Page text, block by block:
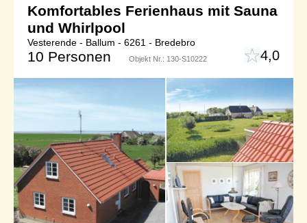
Komfortables Ferienhaus mit Sauna
und Whirlpool
Vesterende - Ballum - 6261 - Bredebro
10 Personen Objekt Nr.: 130-S10222 4,0